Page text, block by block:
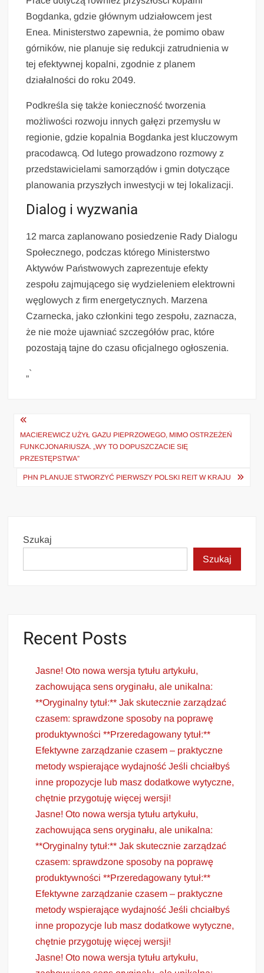
Bogdanka, gdzie głównym udziałowcem jest
Enea. Ministerstwo zapewnia, że pomimo obaw
górników, nie planuje się redukcji zatrudnienia w
tej efektywnej kopalni, zgodnie z planem
działalności do roku 2049.
Podkreśla się także konieczność tworzenia
możliwości rozwoju innych gałęzi przemysłu w
regionie, gdzie kopalnia Bogdanka jest kluczowym
pracodawcą. Od lutego prowadzono rozmowy z
przedstawicielami samorządów i gmin dotyczące
planowania przyszłych inwestycji w tej lokalizacji.
Dialog i wyzwania
12 marca zaplanowano posiedzenie Rady Dialogu
Społecznego, podczas którego Ministerstwo
Aktywów Państwowych zaprezentuje efekty
zespołu zajmującego się wydzieleniem elektrowni
węglowych z firm energetycznych. Marzena
Czarnecka, jako członkini tego zespołu, zaznacza,
że nie może ujawniać szczegółów prac, które
pozostają tajne do czasu oficjalnego ogłoszenia.
„`
Nawigacja
wpisu
MACIEREWICZ UŻYŁ GAZU PIEPRZOWEGO, MIMO OSTRZEŻEŃ
FUNKCJONARIUSZA. „WY TO DOPUSZCZACIE SIĘ
PRZESTĘPSTWA”
PHN PLANUJE STWORZYĆ PIERWSZY POLSKI REIT W KRAJU
Szukaj
Szukaj
Recent Posts
Jasne! Oto nowa wersja tytułu artykułu,
zachowująca sens oryginału, ale unikalna:
**Oryginalny tytuł:** Jak skutecznie zarządzać
czasem: sprawdzone sposoby na poprawę
produktywności **Przeredagowany tytuł:**
Efektywne zarządzanie czasem – praktyczne
metody wspierające wydajność Jeśli chciałbyś
inne propozycje lub masz dodatkowe wytyczne,
chętnie przygotuję więcej wersji!
Jasne! Oto nowa wersja tytułu artykułu,
zachowująca sens oryginału, ale unikalna:
**Oryginalny tytuł:** Jak skutecznie zarządzać
czasem: sprawdzone sposoby na poprawę
produktywności **Przeredagowany tytuł:**
Efektywne zarządzanie czasem – praktyczne
metody wspierające wydajność Jeśli chciałbyś
inne propozycje lub masz dodatkowe wytyczne,
chętnie przygotuję więcej wersji!
Jasne! Oto nowa wersja tytułu artykułu,